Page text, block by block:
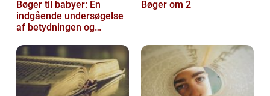
Bøger til babyer: En
indgående undersøgelse
af betydningen og
læsestof
Bøger om 2